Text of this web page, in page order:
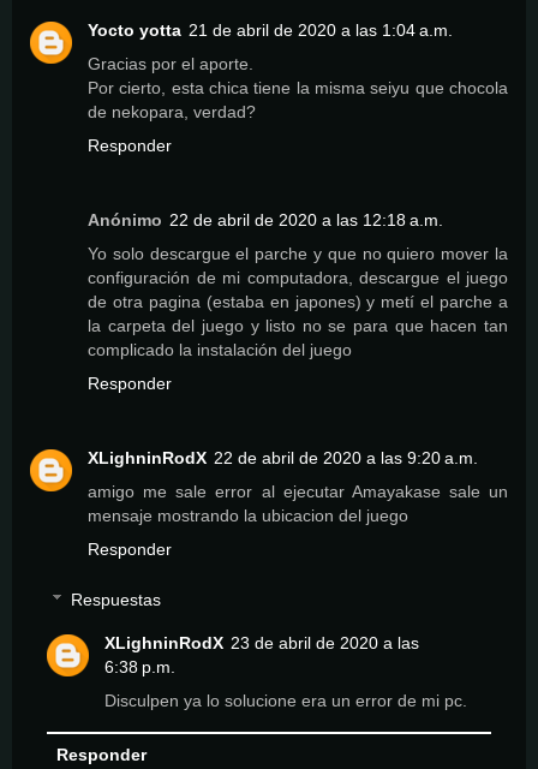
Yocto yotta 21 de abril de 2020 a las 1:04 a.m.
Gracias por el aporte.
Por cierto, esta chica tiene la misma seiyu que chocola
de nekopara, verdad?
Responder
Anónimo 22 de abril de 2020 a las 12:18 a.m.
Yo solo descargue el parche y que no quiero mover la
configuración de mi computadora, descargue el juego
de otra pagina (estaba en japones) y metí el parche a
la carpeta del juego y listo no se para que hacen tan
complicado la instalación del juego
Responder
XLighninRodX 22 de abril de 2020 a las 9:20 a.m.
amigo me sale error al ejecutar Amayakase sale un
mensaje mostrando la ubicacion del juego
Responder
Respuestas
XLighninRodX 23 de abril de 2020 a las
6:38 p.m.
Disculpen ya lo solucione era un error de mi pc.
Responder